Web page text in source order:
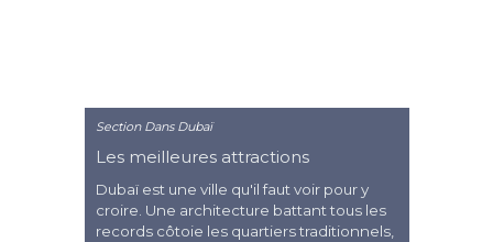
Section Dans Dubaï
Les meilleures attractions
Dubaï est une ville qu'il faut voir pour y
croire. Une architecture battant tous les
records côtoie les quartiers traditionnels,